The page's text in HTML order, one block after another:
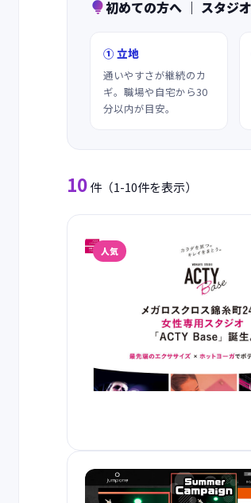
初めての方へ ｜ スタジ
① 立地
通いやすさが継続のカ
ギ。職場や自宅から30
分以内が目安。
10件（1-10件を表示）
人気